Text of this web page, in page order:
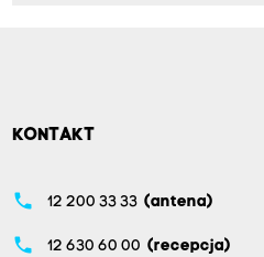
KONTAKT
phone 12 200 33 33 (antena)
phone 12 630 60 00 (recepcja)